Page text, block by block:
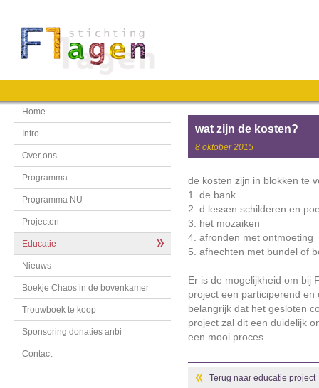
Home
Intro
Over ons
Programma
Programma NU
Projecten
Educatie
Nieuws
Boekje Chaos in de bovenkamer
Trouwboek te koop
Sponsoring donaties anbi
Contact
wat zijn de kosten?
8 oktober 2015
de kosten zijn in blokken te
1. de bank
2. d lessen schilderen en
3. het mozaiken
4. afronden met ontmoeting
5. afhechten met bundel of
Er is de mogelijkheid om bij
project een participerend
belangrijk dat het gesloten
project zal dit een duidelijk
een mooi proces
Terug naar educatie project